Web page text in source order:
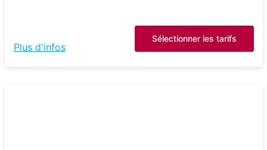
Plus d'infos
Sélectionner les tarifs